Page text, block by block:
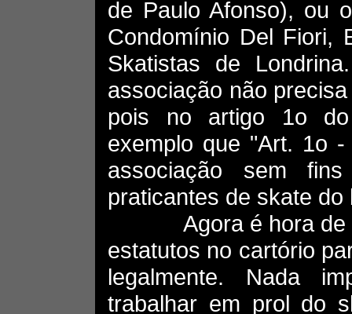
de Paulo Afonso), ou
Condomínio Del Fiori,
Skatistas de
associação não
pois no artigo 1o
exemplo que "Art. 1o -
associação sem
praticantes de skate do
Agora é hora de
estatutos no cartório
legalmente. Nada
trabalhar em prol do